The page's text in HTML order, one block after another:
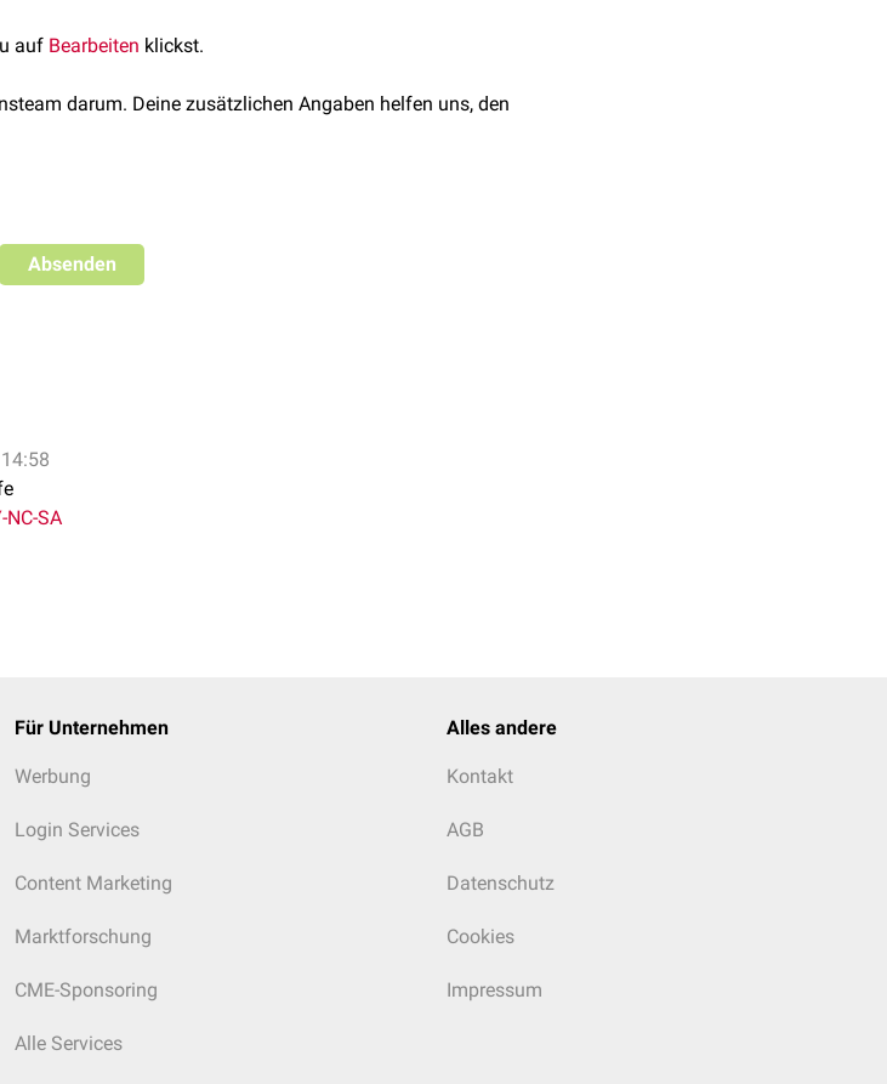
Ähnlichkeit mit Schilddrüsenhormon nicht an
auf Bearbeiten klickst.
darum. Deine zusätzlichen Angaben helfen uns, den
Absenden
NC-SA
Für Unternehmen
Werbung
Login Services
Content Marketing
Marktforschung
CME-Sponsoring
Alle Services
Alles andere
Kontakt
AGB
Datenschutz
Cookies
Impressum